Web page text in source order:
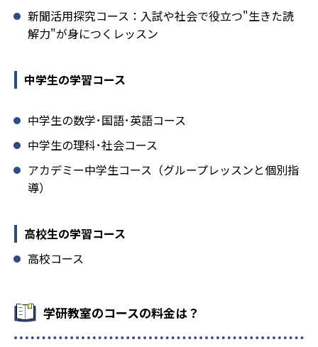
新聞活用探究コース：入試や社会で役立つ"生きた読
解力"が身につくレッスン
中学生の学習コース
中学生の数学･国語･英語コース
中学生の理科･社会コース
アカデミー中学生コース（グループレッスンと個別指
導）
高校生の学習コース
高校コース
学研教室のコースの料金は？